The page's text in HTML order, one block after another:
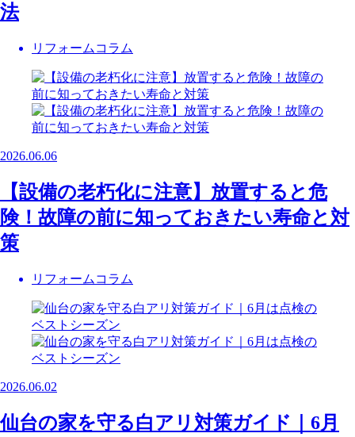
法
リフォームコラム
2026.06.06
【設備の老朽化に注意】放置すると危
険！故障の前に知っておきたい寿命と対
策
リフォームコラム
2026.06.02
仙台の家を守る白アリ対策ガイド｜6月